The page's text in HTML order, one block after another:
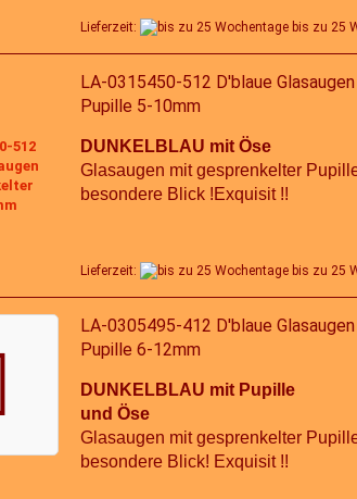
Lieferzeit: bis zu 25
LA-0315450-512 D'blaue
Pupille 5-10mm
DUNKELBLAU mit Öse
Glasaugen mit gesprenkelter
besondere Blick !Exquisit !!
Lieferzeit: bis zu 25
LA-0305495-412 D'blaue
Pupille 6-12mm
DUNKELBLAU mit Pupille
und Öse
Glasaugen mit gesprenkelter
besondere Blick! Exquisit !!